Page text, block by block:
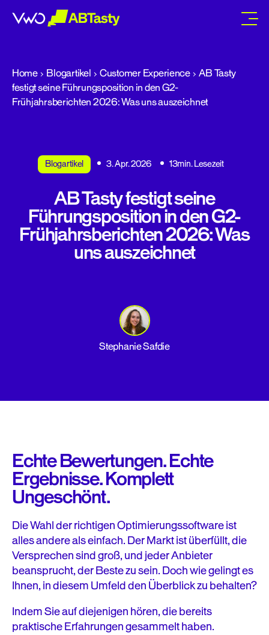
Home Blogartikel Customer Experience
AB Tasty
festigt seine Führungsposition in den G2-
Frühjahrsberichten 2026: Was uns auszeichnet
Blogartikel 3. Apr. 2026 13min. Lesezeit
AB Tasty festigt seine
Führungsposition in den G2-
Frühjahrsberichten 2026: Was
uns auszeichnet
Stephanie Safdie
Echte Bewertungen. Echte
Ergebnisse. Komplett
Ungeschönt.
Die Wahl der richtigen Optimierungssoftware ist
alles andere als einfach. Der Markt ist überfüllt, die
Versprechen sind groß, und jeder Anbieter
beansprucht, der Beste zu sein. Doch wie gelingt es
Ihnen, in diesem Umfeld den Überblick zu behalten?
Indem Sie auf diejenigen hören, die bereits
praktische Erfahrungen gesammelt haben.